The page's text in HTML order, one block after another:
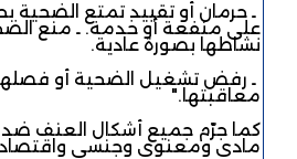
ـ حرمان أو تقييد تمتع الضحية
على منفعة أو خدمة. ـ منع
نشاطها بصورة عادية.
ـ رفض تشغيل الضحية أو فصلها
معاقبتها."
كما جرّم جميع أشكال العنف ضد
مادي ومعنوي وجنسي